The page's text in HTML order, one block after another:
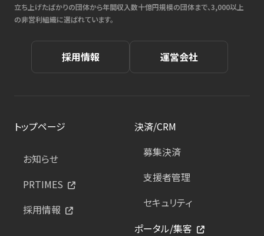
立ち上げたばかりの団体から年間収入数十億円規模の団体まで、3,000以上
の非営利組織に選ばれています。
採用情報 運営会社
トップページ
お知らせ
PRTIMES
採用情報
決済/CRM
募集決済
支援者管理
セキュリティ
ポータル/集客